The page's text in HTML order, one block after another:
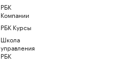
РБК
Компании
РБК Курсы
Школа
управления
РБК